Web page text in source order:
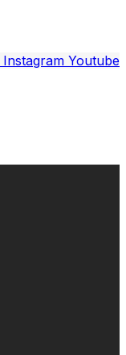
Instagram Youtube